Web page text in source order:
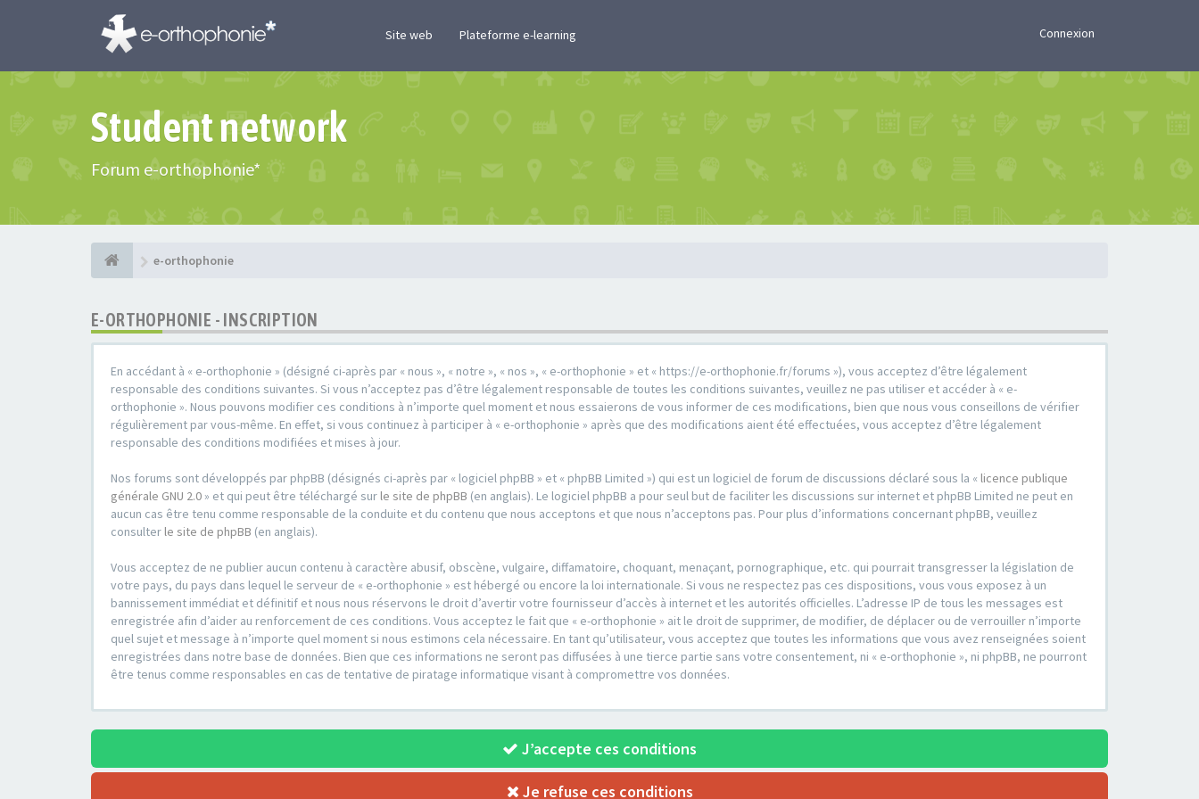
Site web Plateforme e-learning Connexion
Student network
Forum e-orthophonie*
e-orthophonie
E-ORTHOPHONIE - INSCRIPTION
En accédant à « e-orthophonie » (désigné ci-après par « nous », « notre », « nos », « e-orthophonie » et « https://e-orthophonie.fr/forums »), vous acceptez d’être légalement
responsable des conditions suivantes. Si vous n’acceptez pas d’être légalement responsable de toutes les conditions suivantes, veuillez ne pas utiliser et accéder à « e-
orthophonie ». Nous pouvons modifier ces conditions à n’importe quel moment et nous essaierons de vous informer de ces modifications, bien que nous vous conseillons de vérifier
régulièrement par vous-même. En effet, si vous continuez à participer à « e-orthophonie » après que des modifications aient été effectuées, vous acceptez d’être légalement
responsable des conditions modifiées et mises à jour.
Nos forums sont développés par phpBB (désignés ci-après par « logiciel phpBB » et « phpBB Limited ») qui est un logiciel de forum de discussions déclaré sous la « licence publique
générale GNU 2.0 » et qui peut être téléchargé sur le site de phpBB (en anglais). Le logiciel phpBB a pour seul but de faciliter les discussions sur internet et phpBB Limited ne peut en
aucun cas être tenu comme responsable de la conduite et du contenu que nous acceptons et que nous n’acceptons pas. Pour plus d’informations concernant phpBB, veuillez
consulter le site de phpBB (en anglais).
Vous acceptez de ne publier aucun contenu à caractère abusif, obscène, vulgaire, diffamatoire, choquant, menaçant, pornographique, etc. qui pourrait transgresser la législation de
votre pays, du pays dans lequel le serveur de « e-orthophonie » est hébergé ou encore la loi internationale. Si vous ne respectez pas ces dispositions, vous vous exposez à un
bannissement immédiat et définitif et nous nous réservons le droit d’avertir votre fournisseur d’accès à internet et les autorités officielles. L’adresse IP de tous les messages est
enregistrée afin d’aider au renforcement de ces conditions. Vous acceptez le fait que « e-orthophonie » ait le droit de supprimer, de modifier, de déplacer ou de verrouiller n’importe
quel sujet et message à n’importe quel moment si nous estimons cela nécessaire. En tant qu’utilisateur, vous acceptez que toutes les informations que vous avez renseignées soient
enregistrées dans notre base de données. Bien que ces informations ne seront pas diffusées à une tierce partie sans votre consentement, ni « e-orthophonie », ni phpBB, ne pourront
être tenus comme responsables en cas de tentative de piratage informatique visant à compromettre vos données.
J’accepte ces conditions
Je refuse ces conditions